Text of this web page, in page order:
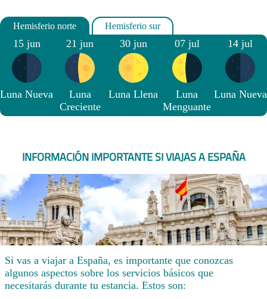
15 jun
Luna Nueva
21 jun
Luna
Creciente
30 jun
Luna Llena
07 jul
Luna
Menguante
14 jul
Luna Nueva
INFORMACIÓN IMPORTANTE SI VIAJAS A ESPAÑA
Si vas a viajar a España, es importante que conozcas
algunos aspectos sobre los servicios básicos que
necesitarás durante tu estancia. Estos son: